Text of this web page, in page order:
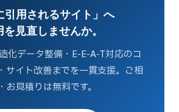
引用されるサイト」へ
を見直しませんか。
化データ整備・E-E-A-T対応のコ
サイト改善までを一貫支援。ご相
お見積りは無料です。